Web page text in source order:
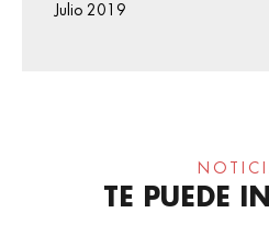
Julio 2019
TE PUEDE